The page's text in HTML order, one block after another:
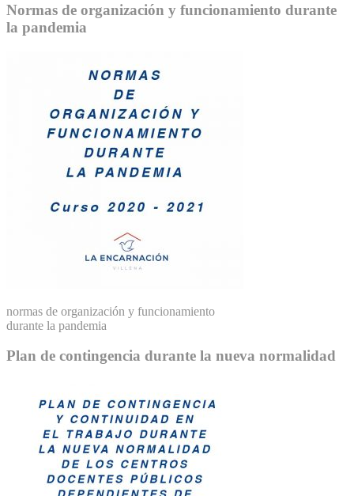
Normas de organización y funcionamiento durante
la pandemia
normas de organización y funcionamiento
durante la pandemia
Plan de contingencia durante la nueva normalidad